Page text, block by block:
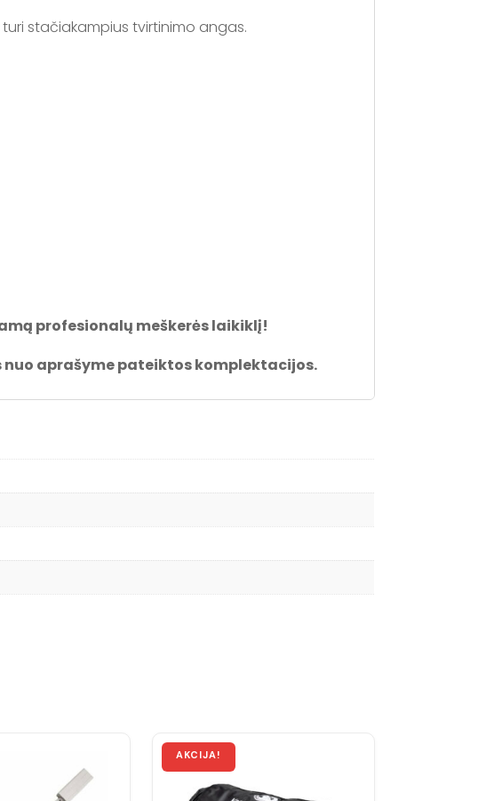
stačiakampius tvirtinimo angas.
profesionalų meškerės laikiklį!
aprašyme pateiktos komplektacijos.